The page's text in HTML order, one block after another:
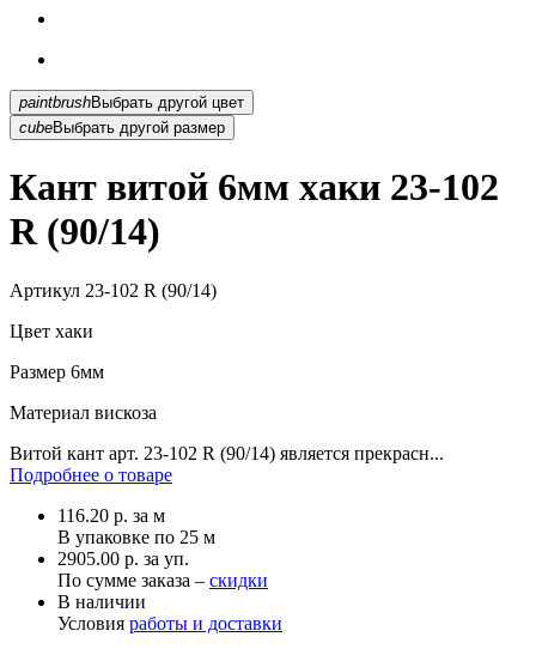
paintbrush
Выбрать другой цвет
cubeВыбрать другой размер
Кант витой 6мм хаки 23-102
R (90/14)
Артикул 23-102 R (90/14)
Цвет хаки
Размер 6мм
Материал вискоза
Витой кант арт. 23-102 R (90/14) является прекрасн...
Подробнее о товаре
116.20 р. за м
В упаковке по 25 м
2905.00 р. за уп.
По сумме заказа – скидки
В наличии
Условия работы и доставки